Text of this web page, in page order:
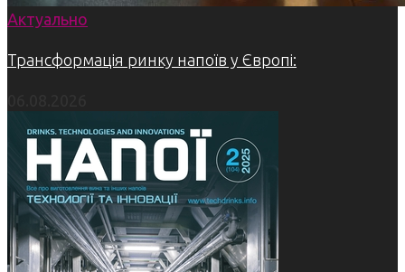
Актуально
Трансформація ринку напоїв у Європі: